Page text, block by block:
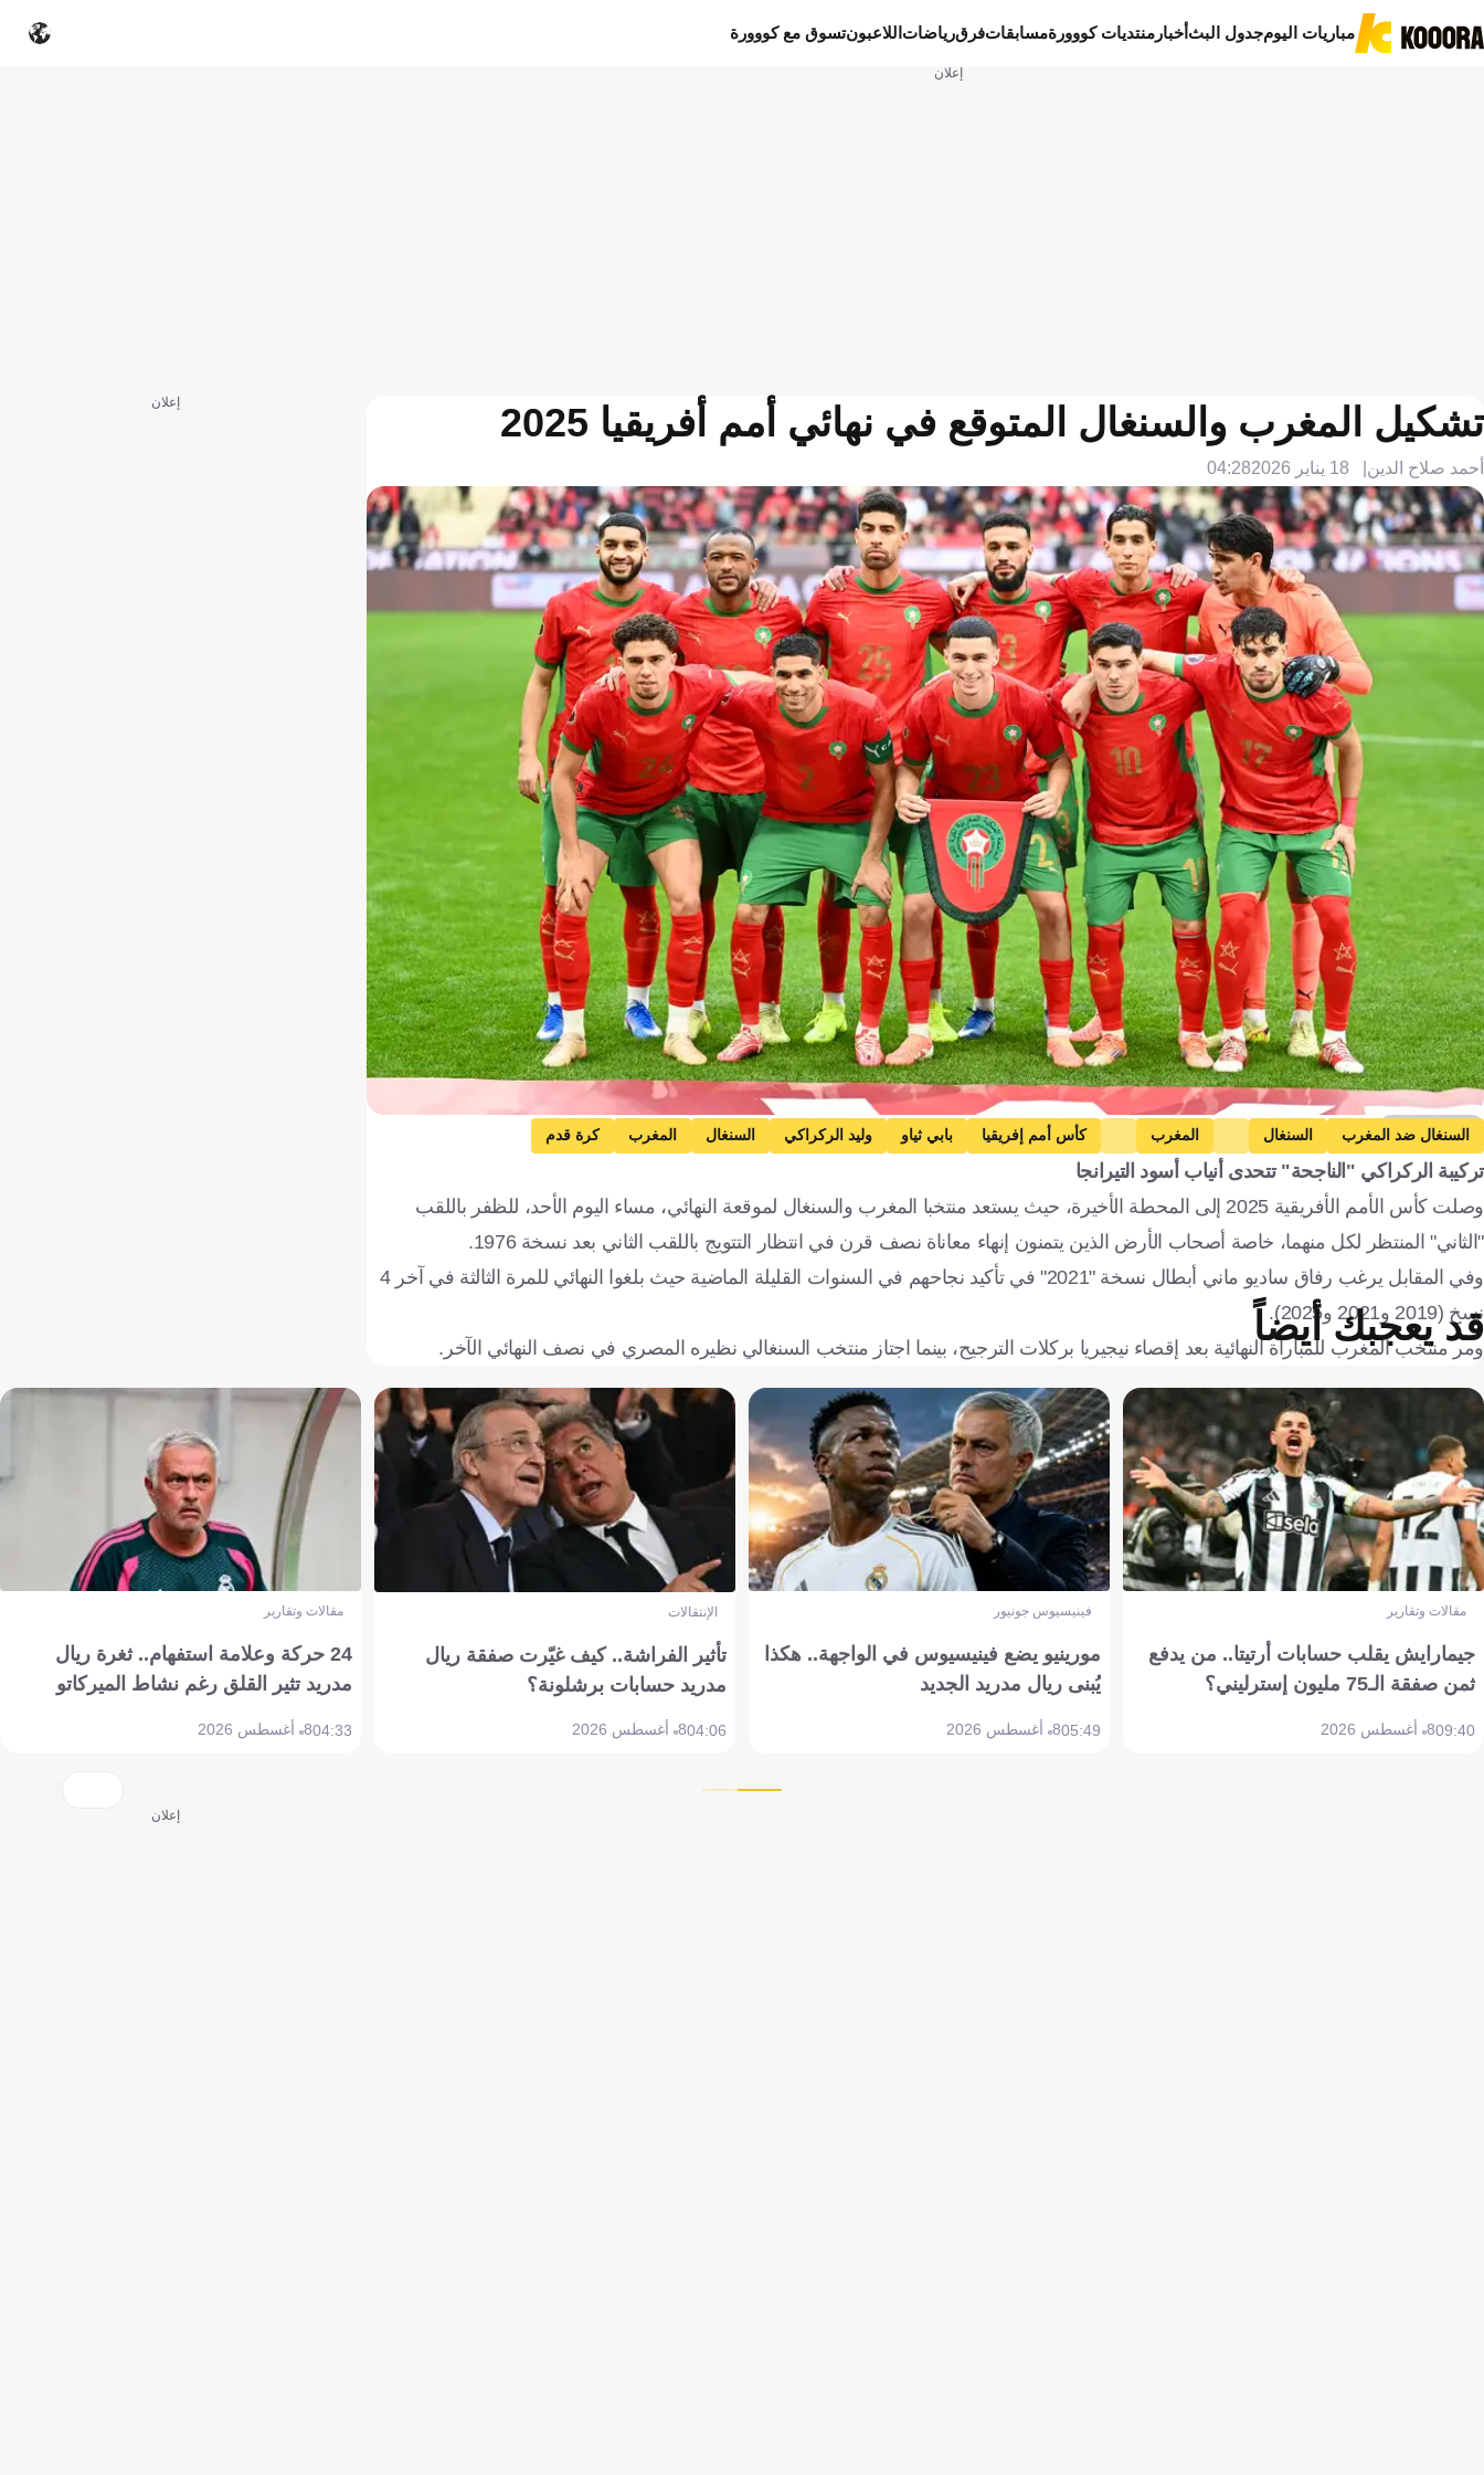
مباريات اليومجدول البثأخبار منتديات كووورةمسابقاتفرقرياضات اللاعبونتسوق مع كووورة
إعلان
تشكيل المغرب والسنغال المتوقع في نهائي أمم أفريقيا 2025
أحمد صلاح الدين 18 يناير 2026 04:28
Getty Images
السنغال ضد المغرب السنغال المغرب كأس أمم إفريقيا بابي ثياو وليد الركراكي السنغال المغرب كرة قدم
تركيبة الركراكي "الناجحة" تتحدى أنياب أسود التيرانجا
وصلت كأس الأمم الأفريقية 2025 إلى المحطة الأخيرة، حيث يستعد منتخبا المغرب والسنغال لموقعة النهائي، مساء اليوم الأحد، للظفر باللقب
"الثاني" المنتظر لكل منهما، خاصة أصحاب الأرض الذين يتمنون إنهاء معاناة نصف قرن في انتظار التتويج باللقب الثاني بعد نسخة 1976.
وفي المقابل يرغب رفاق ساديو ماني أبطال نسخة "2021" في تأكيد نجاحهم في السنوات القليلة الماضية حيث بلغوا النهائي للمرة الثالثة في آخر 4
نسخ (2019 و2021 و2025).
ومر منتخب المغرب للمباراة النهائية بعد إقصاء نيجيريا بركلات الترجيح، بينما اجتاز منتخب السنغالي نظيره المصري في نصف النهائي الآخر.
إعلان
قد يعجبك أيضاً
مقالات وتقارير
جيمارايش يقلب حسابات أرتيتا.. من يدفع
ثمن صفقة الـ75 مليون إسترليني؟
09:408 أغسطس 2026
فينيسيوس جونيور
مورينيو يضع فينيسيوس في الواجهة.. هكذا
يُبنى ريال مدريد الجديد
05:498 أغسطس 2026
الإنتقالات
تأثير الفراشة.. كيف غيّرت صفقة ريال
مدريد حسابات برشلونة؟
04:068 أغسطس 2026
مقالات وتقارير
24 حركة وعلامة استفهام.. ثغرة ريال
مدريد تثير القلق رغم نشاط الميركاتو
04:338 أغسطس 2026
إعلان